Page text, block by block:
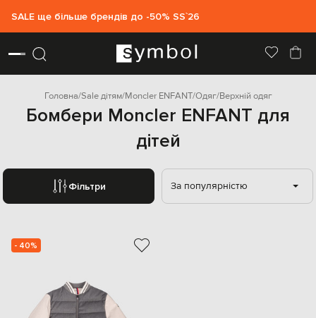
SALE ще більше брендів до -50% SS`26
Головна Sale дітям Moncler ENFANT Одяг Верхній одяг
Бомбери Moncler ENFANT для
дітей
Фільтри За популярністю
- 40%